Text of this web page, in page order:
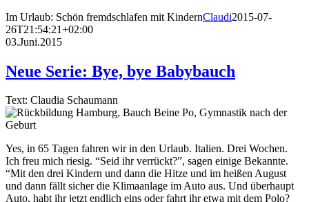
Im Urlaub: Schön fremdschlafen mit KindernClaudi2015-07-
26T21:54:21+02:00
03.Juni.2015
Neue Serie: Bye, bye Babybauch
Text: Claudia Schaumann
Yes, in 65 Tagen fahren wir in den Urlaub. Italien. Drei Wochen.
Ich freu mich riesig. “Seid ihr verrückt?”, sagen einige Bekannte.
“Mit den drei Kindern und dann die Hitze und im heißen August
und dann fällt sicher die Klimaanlage im Auto aus. Und überhaupt
Auto, habt ihr jetzt endlich eins oder fahrt ihr etwa mit dem Polo?